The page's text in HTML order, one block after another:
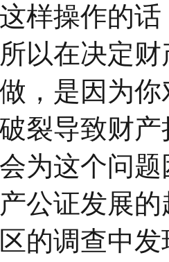
样操作的
以在决定
，是因为
裂导致财
为这个问
公证发展的
的调查中